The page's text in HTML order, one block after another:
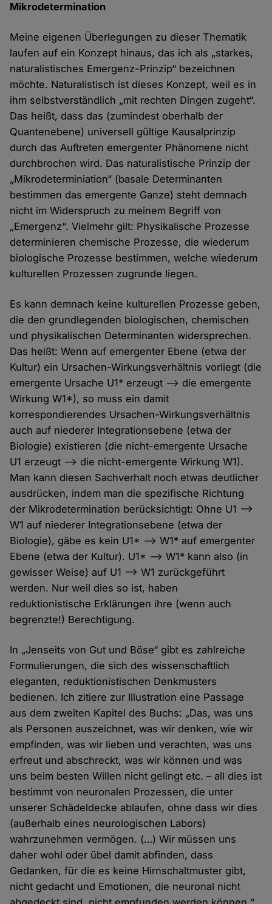
Mikrodetermination
Meine eigenen Überlegungen zu dieser Thematik
laufen auf ein Konzept hinaus, das ich als „starkes,
naturalistisches Emergenz-Prinzip“ bezeichnen
möchte. Naturalistisch ist dieses Konzept, weil es in
ihm selbstverständlich „mit rechten Dingen zugeht“.
Das heißt, dass das (zumindest oberhalb der
Quantenebene) universell gültige Kausalprinzip
durch das Auftreten emergenter Phänomene nicht
durchbrochen wird. Das naturalistische Prinzip der
„Mikrodeterminiation“ (basale Determinanten
bestimmen das emergente Ganze) steht demnach
nicht im Widerspruch zu meinem Begriff von
„Emergenz“. Vielmehr gilt: Physikalische Prozesse
determinieren chemische Prozesse, die wiederum
biologische Prozesse bestimmen, welche wiederum
kulturellen Prozessen zugrunde liegen.
Es kann demnach keine kulturellen Prozesse geben,
die den grundlegenden biologischen, chemischen
und physikalischen Determinanten widersprechen.
Das heißt: Wenn auf emergenter Ebene (etwa der
Kultur) ein Ursachen-Wirkungsverhältnis vorliegt (die
emergente Ursache U1* erzeugt --> die emergente
Wirkung W1*), so muss ein damit
korrespondierendes Ursachen-Wirkungsverhältnis
auch auf niederer Integrationsebene (etwa der
Biologie) existieren (die nicht-emergente Ursache
U1 erzeugt --> die nicht-emergente Wirkung W1).
Man kann diesen Sachverhalt noch etwas deutlicher
ausdrücken, indem man die spezifische Richtung
der Mikrodetermination berücksichtigt: Ohne U1 -->
W1 auf niederer Integrationsebene (etwa der
Biologie), gäbe es kein U1* --> W1* auf emergenter
Ebene (etwa der Kultur). U1* --> W1* kann also (in
gewisser Weise) auf U1 --> W1 zurückgeführt
werden. Nur weil dies so ist, haben
reduktionistische Erklärungen ihre (wenn auch
begrenzte!) Berechtigung.
In „Jenseits von Gut und Böse“ gibt es zahlreiche
Formulierungen, die sich des wissenschaftlich
eleganten, reduktionistischen Denkmusters
bedienen. Ich zitiere zur Illustration eine Passage
aus dem zweiten Kapitel des Buchs: „Das, was uns
als Personen auszeichnet, was wir denken, wie wir
empfinden, was wir lieben und verachten, was uns
erfreut und abschreckt, was wir können und was
uns beim besten Willen nicht gelingt etc. – all dies ist
bestimmt von neuronalen Prozessen, die unter
unserer Schädeldecke ablaufen, ohne dass wir dies
(außerhalb eines neurologischen Labors)
wahrzunehmen vermögen. (…) Wir müssen uns
daher wohl oder übel damit abfinden, dass
Gedanken, für die es keine Hirnschaltmuster gibt,
nicht gedacht und Emotionen, die neuronal nicht